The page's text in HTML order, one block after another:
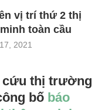
vị trí thứ 2 thị
toàn cầu
2021
cứu thị trường
bố báo